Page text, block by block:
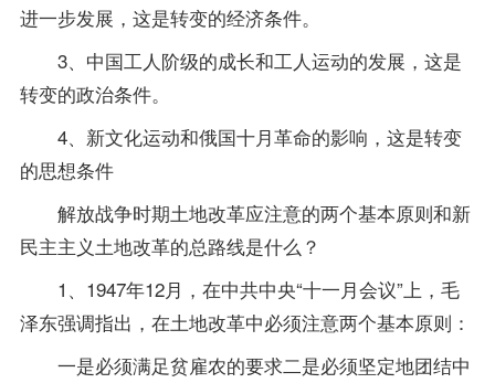
进一步发展，这是转变的经济条件。
3、中国工人阶级的成长和工人运动的发展，这是
转变的政治条件。
4、新文化运动和俄国十月革命的影响，这是转变
的思想条件
解放战争时期土地改革应注意的两个基本原则和新
民主主义土地改革的总路线是什么？
1、1947年12月，在中共中央“十一月会议”上，毛
泽东强调指出，在土地改革中必须注意两个基本原则：
一是必须满足贫雇农的要求二是必须坚定地团结中